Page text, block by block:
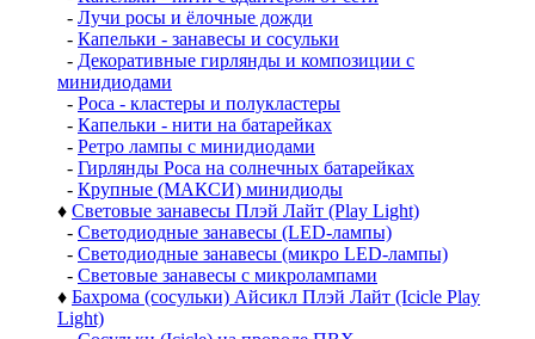
- Лучи росы и ёлочные дожди
- Капельки - занавесы и сосульки
- Декоративные гирлянды и композиции с
минидиодами
- Роса - кластеры и полукластеры
- Капельки - нити на батарейках
- Ретро лампы с минидиодами
- Гирлянды Роса на солнечных батарейках
- Крупные (МАКСИ) минидиоды
♦ Световые занавесы Плэй Лайт (Play Light)
- Светодиодные занавесы (LED-лампы)
- Светодиодные занавесы (микро LED-лампы)
- Световые занавесы с микролампами
♦ Бахрома (сосульки) Айсикл Плэй Лайт (Icicle Play
Light)